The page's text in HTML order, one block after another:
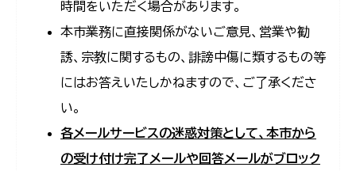
時間をいただく場合があります。
本市業務に直接関係がないご意見、営業や勧
誘、宗教に関するもの、誹謗中傷に類するもの等
にはお答えいたしかねますので、ご了承くださ
い。
各メールサービスの迷惑対策として、本市から
の受け付け完了メールや回答メールがブロック